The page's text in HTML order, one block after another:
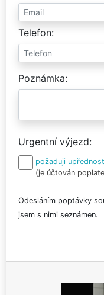
Telefon
Poznámka
Urgentní výjezd
požaduji
(je účtován
Odesláním poptávky
jsem s nimi seznámen.